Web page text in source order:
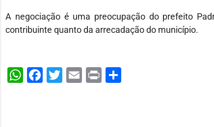
A negociação é uma preocupação do prefeito
contribuinte quanto da arrecadação do município.
WhatsApp
Facebook
Twitter
Email
Print